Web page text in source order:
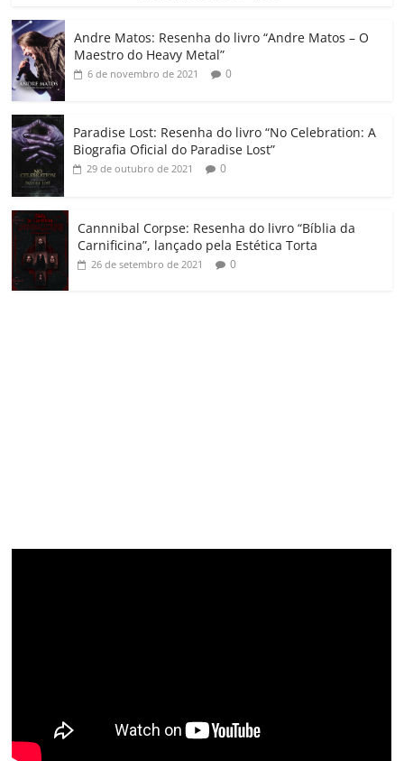
o
Andre Matos: Resenha do livro “Andre Matos – O
Maestro do Heavy Metal”
6 de novembro de 2021 0
Paradise Lost: Resenha do livro “No Celebration: A
Biografia Oficial do Paradise Lost”
29 de outubro de 2021 0
Cannnibal Corpse: Resenha do livro “Bíblia da
Carnificina”, lançado pela Estética Torta
26 de setembro de 2021 0